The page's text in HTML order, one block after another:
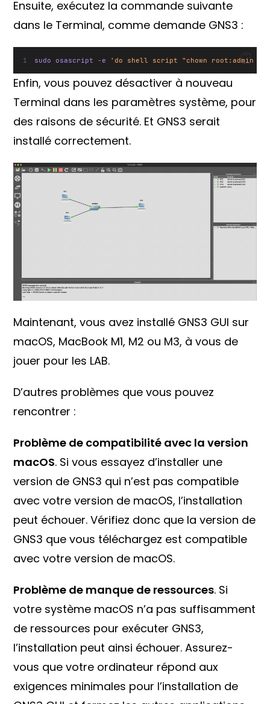
Ensuite, exécutez la commande suivante
dans le Terminal, comme demande GNS3 :
sudo osascript - e 'do shell script "chown root:admin /
Enfin, vous pouvez désactiver à nouveau
Terminal dans les paramètres système, pour
des raisons de sécurité. Et GNS3 serait
installé correctement.
Maintenant, vous avez installé GNS3 GUI sur
macOS, MacBook M1, M2 ou M3, à vous de
jouer pour les LAB.
D’autres problèmes que vous pouvez
rencontrer :
Problème de compatibilité avec la version
macOS. Si vous essayez d’installer une
version de GNS3 qui n’est pas compatible
avec votre version de macOS, l’installation
peut échouer. Vérifiez donc que la version de
GNS3 que vous téléchargez est compatible
avec votre version de macOS.
Problème de manque de ressources. Si
votre système macOS n’a pas suffisamment
de ressources pour exécuter GNS3,
l’installation peut ainsi échouer. Assurez-
vous que votre ordinateur répond aux
exigences minimales pour l’installation de